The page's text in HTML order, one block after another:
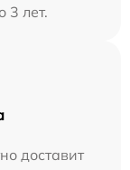
3 лет.
доставит